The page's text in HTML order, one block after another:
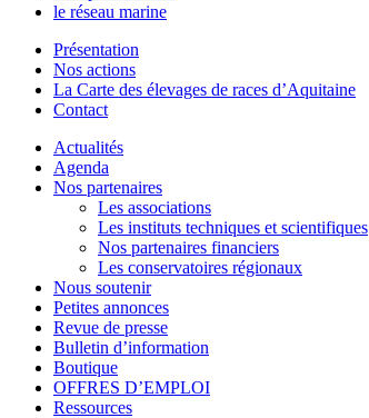
le réseau marine
Présentation
Nos actions
La Carte des élevages de races d’Aquitaine
Contact
Actualités
Agenda
Nos partenaires
Les associations
Les instituts techniques et scientifiques
Nos partenaires financiers
Les conservatoires régionaux
Nous soutenir
Petites annonces
Revue de presse
Bulletin d’information
Boutique
OFFRES D’EMPLOI
Ressources